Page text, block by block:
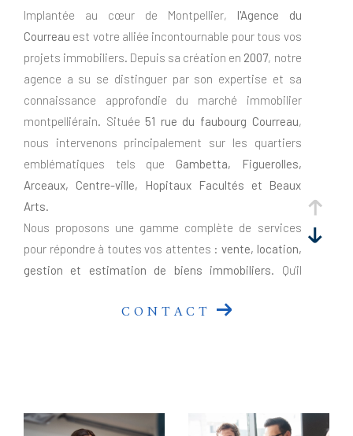
Implantée au cœur de Montpellier, l'Agence du
Courreau est votre alliée incontournable pour tous vos
projets immobiliers. Depuis sa création en 2007, notre
agence a su se distinguer par son expertise et sa
connaissance approfondie du marché immobilier
montpelliérain. Située 51 rue du faubourg Courreau,
nous intervenons principalement sur les quartiers
emblématiques tels que Gambetta, Figuerolles,
Arceaux, Centre-ville, Hopitaux Facultés et Beaux
Arts.
Nous proposons une gamme complète de services
pour répondre à toutes vos attentes : vente, location,
gestion et estimation de biens immobiliers. Qu'il
caractère, d'investissements locatifs ou de locaux
Votre partenaire immobilier de
CONTACT